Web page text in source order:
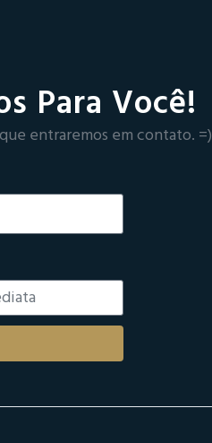
Para Você!
entraremos em contato. =)